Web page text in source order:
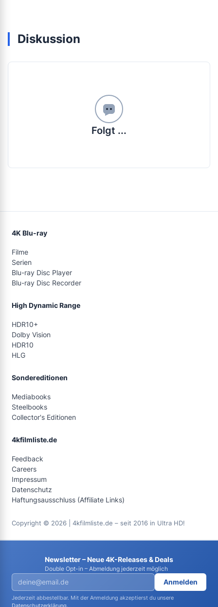
Diskussion
Folgt ...
4K Blu-ray
Filme
Serien
Blu-ray Disc Player
Blu-ray Disc Recorder
High Dynamic Range
HDR10+
Dolby Vision
HDR10
HLG
Sondereditionen
Mediabooks
Steelbooks
Collector's Editionen
4kfilmliste.de
Feedback
Careers
Impressum
Datenschutz
Haftungsausschluss (Affiliate Links)
Copyright © 2026 | 4kfilmliste.de – seit 2016 in Ultra HD!
Newsletter – Neue 4K-Releases & Deals
Double Opt-in – Abmeldung jederzeit möglich
Anmelden
Jederzeit abbestellbar. Mit der Anmeldung akzeptierst du unsere
Datenschutzerklärung.